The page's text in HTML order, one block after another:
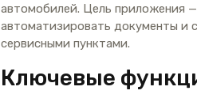
автомобилей. Цель приложения
автоматизировать документы и
сервисными пунктами.
Ключевые